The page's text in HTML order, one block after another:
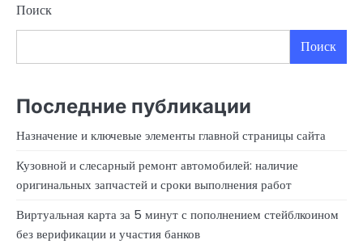
Поиск
Поиск
Последние публикации
Назначение и ключевые элементы главной страницы сайта
Кузовной и слесарный ремонт автомобилей: наличие
оригинальных запчастей и сроки выполнения работ
Виртуальная карта за 5 минут с пополнением стейблкоином
без верификации и участия банков